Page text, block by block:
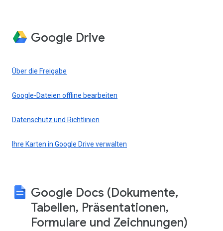
Google Drive
Über die Freigabe
Google-Dateien offline bearbeiten
Datenschutz und Richtlinien
Ihre Karten in Google Drive verwalten
Google Docs (Dokumente,
Tabellen, Präsentationen,
Formulare und Zeichnungen)